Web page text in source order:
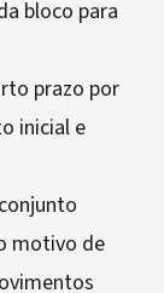
bloco para
prazo por
inicial e
motivo de